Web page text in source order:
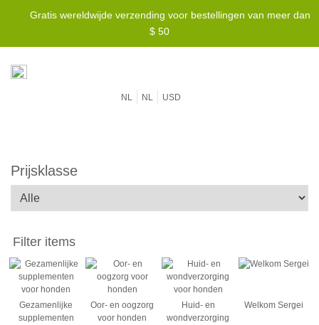
Gratis wereldwijde verzending voor bestellingen van meer dan
$ 50
NL NL USD
Prijsklasse
Gezamenlijke
supplementen
Oor- en oogzorg
voor honden
Huid- en
wondverzorging
Welkom Sergei